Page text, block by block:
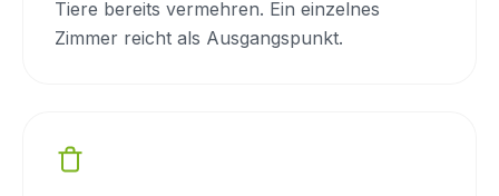
Tiere bereits vermehren. Ein einzelnes
Zimmer reicht als Ausgangspunkt.